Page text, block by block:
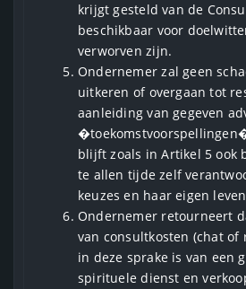
krijgt gesteld van de
beschikbaar voor
verworven zijn.
Ondernemer zal geen
uitkeren of overgaan tot
aanleiding van gegeven
blijft zoals in Artikel 5 ook
te allen tijde zelf
keuzes en haar eigen
Ondernemer retourneert
van consultkosten (chat of
in deze sprake is van een
spirituele dienst en